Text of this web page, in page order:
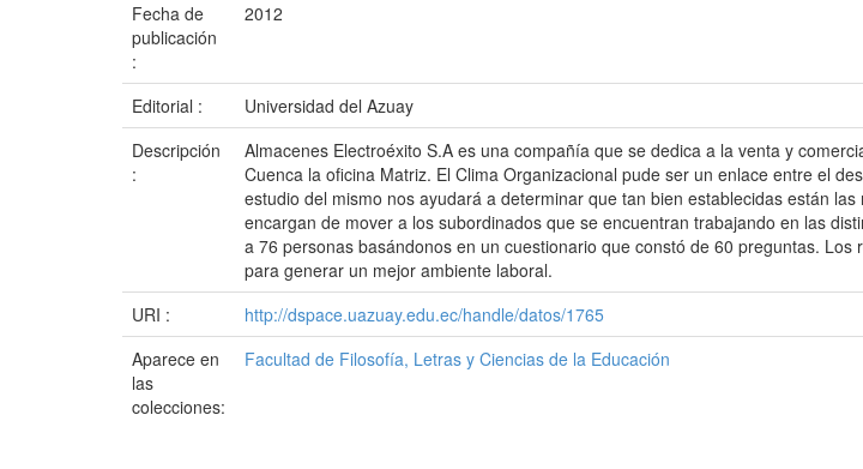
Fecha de
publicación
:
2012
Editorial :
Universidad del Azuay
Descripción
:
Almacenes Electroéxito S.A es una compañía que se dedica a la venta y
Cuenca la oficina Matriz. El Clima Organizacional pude ser un enlace entre el
estudio del mismo nos ayudará a determinar que tan bien establecidas están
encargan de mover a los subordinados que se encuentran trabajando en las
a 76 personas basándonos en un cuestionario que constó de 60 preguntas.
para generar un mejor ambiente laboral.
URI :
http://dspace.uazuay.edu.ec/handle/datos/1765
Aparece en
las
colecciones:
Facultad de Filosofía, Letras y Ciencias de la Educación